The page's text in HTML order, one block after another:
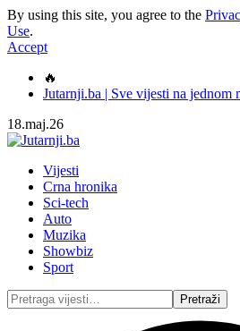
By using this site, you agree to the
Use.
Accept
🔥
Jutarnji.ba | Sve vijesti na jednom
18.maj.26
Vijesti
Crna hronika
Sci-tech
Auto
Muzika
Showbiz
Sport